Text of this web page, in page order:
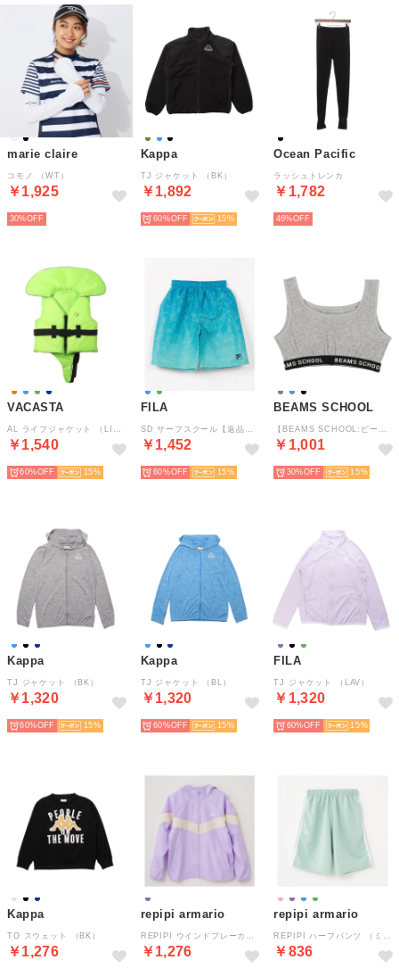
marie claire
コモノ （WT）
￥1,925
30%
Kappa
TJ ジャケット （BK）
￥1,892
60% 15
Ocean Pacific
ラッシュトレンカ
￥1,782
46%
VACASTA
￥1,540
60% 15
FILA
￥1,452
60% 15
BEAMS SCHOOL
￥1,001
30% 15
Kappa
TJ ジャケット （BK）
￥1,320
60% 15
Kappa
TJ ジャケット （BL）
￥1,320
60% 15
FILA
TJ ジャケット （LAV）
￥1,320
60% 15
Kappa
TO スウェット （BK）
￥1,276
repipi armario
￥1,276
repipi armario
￥836